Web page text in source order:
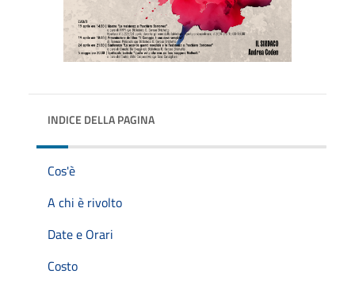
INDICE DELLA PAGINA
Cos'è
A chi è rivolto
Date e Orari
Costo